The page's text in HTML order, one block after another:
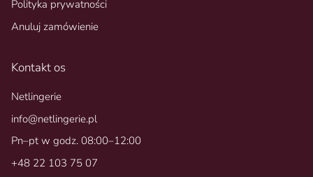
Polityka prywatności
Anuluj zamówienie
Kontakt os
Netlingerie
info@netlingerie.pl
Pn–pt w godz. 08:00–12:00
+48 22 103 75 07